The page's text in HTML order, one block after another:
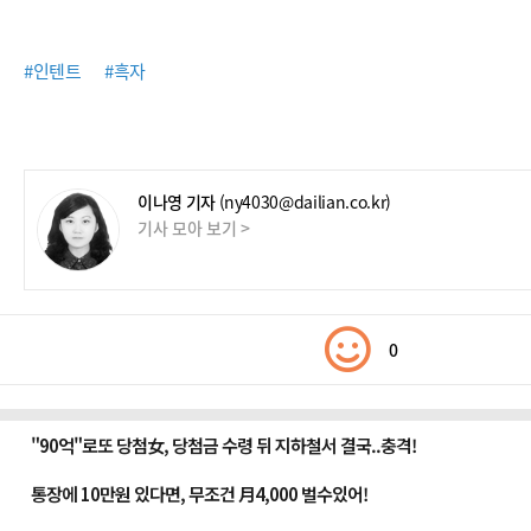
#인텐트 #흑자
이나영 기자 (ny4030@dailian.co.kr)
기사 모아 보기 >
0